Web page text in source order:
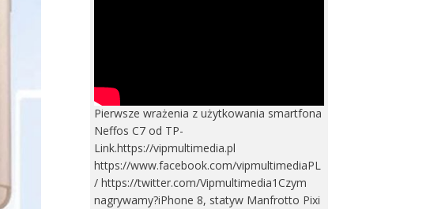
Pierwsze wrażenia z użytkowania smartfona
Neffos C7 od TP-
Link.https://vipmultimedia.pl
https://www.facebook.com/vipmultimediaPL
/ https://twitter.com/Vipmultimedia1Czym
nagrywamy?iPhone 8, statyw Manfrotto Pixi